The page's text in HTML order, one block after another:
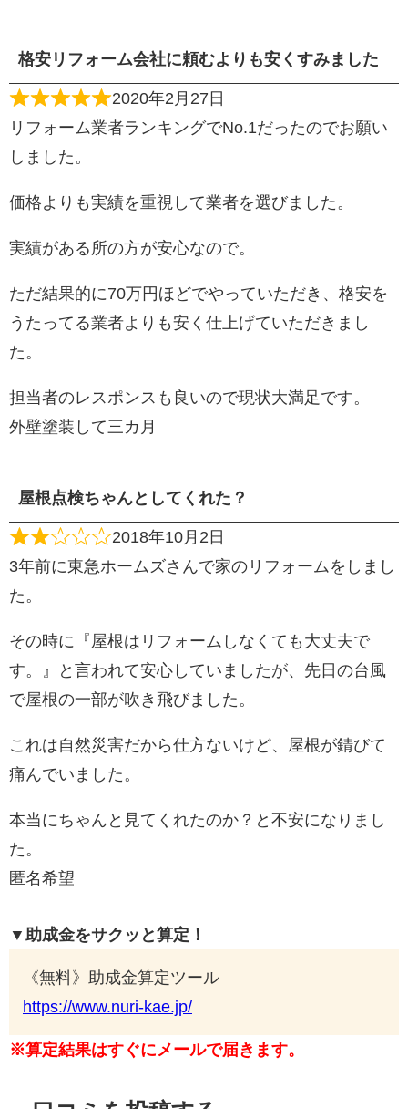
格安リフォーム会社に頼むよりも安くすみました
2020年2月27日
リフォーム業者ランキングでNo.1だったのでお願い
しました。
価格よりも実績を重視して業者を選びました。
実績がある所の方が安心なので。
ただ結果的に70万円ほどでやっていただき、格安を
うたってる業者よりも安く仕上げていただきまし
た。
担当者のレスポンスも良いので現状大満足です。
外壁塗装して三カ月
屋根点検ちゃんとしてくれた？
2018年10月2日
3年前に東急ホームズさんで家のリフォームをしまし
た。
その時に『屋根はリフォームしなくても大丈夫で
す。』と言われて安心していましたが、先日の台風
で屋根の一部が吹き飛びました。
これは自然災害だから仕方ないけど、屋根が錆びて
痛んでいました。
本当にちゃんと見てくれたのか？と不安になりまし
た。
匿名希望
▼助成金をサクッと算定！
《無料》助成金算定ツール
https://www.nuri-kae.jp/
※算定結果はすぐにメールで届きます。